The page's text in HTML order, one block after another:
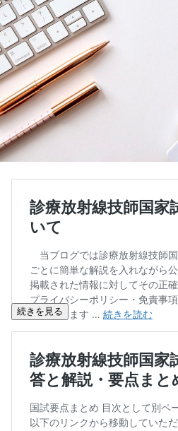
続きを見る